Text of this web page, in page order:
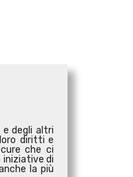
e degli altri
diritti e
che ci
iniziative di
la più